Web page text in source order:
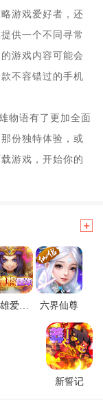
游戏爱好者，还
供一个不同寻常
游戏内容可能会
不容错过的手机
物语有了更加全面
份独特体验，或
游戏，开始你的
爱三
六界仙尊
新誓记